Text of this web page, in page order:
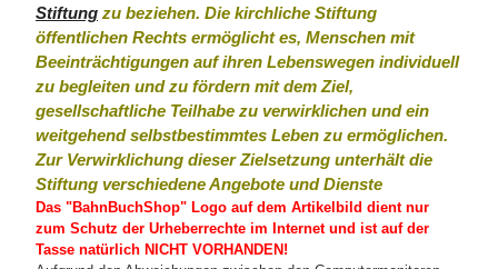
Stiftung zu beziehen. Die kirchliche Stiftung
öffentlichen Rechts ermöglicht es, Menschen mit
Beeinträchtigungen auf ihren Lebenswegen individuell
zu begleiten und zu fördern mit dem Ziel,
gesellschaftliche Teilhabe zu verwirklichen und ein
weitgehend selbstbestimmtes Leben zu ermöglichen.
Zur Verwirklichung dieser Zielsetzung unterhält die
Stiftung verschiedene Angebote und Dienste
Das "BahnBuchShop" Logo auf dem Artikelbild dient nur
zum Schutz der Urheberrechte im Internet und ist auf der
Tasse natürlich NICHT VORHANDEN!